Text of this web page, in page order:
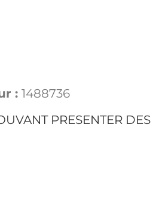
: 1488736
PRESENTER DES